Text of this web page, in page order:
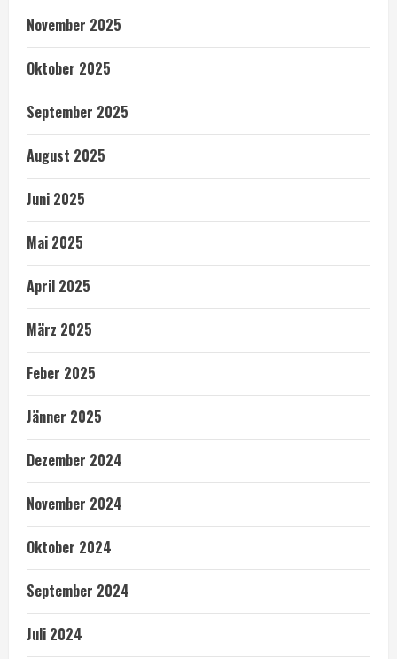
November 2025
Oktober 2025
September 2025
August 2025
Juni 2025
Mai 2025
April 2025
März 2025
Feber 2025
Jänner 2025
Dezember 2024
November 2024
Oktober 2024
September 2024
Juli 2024